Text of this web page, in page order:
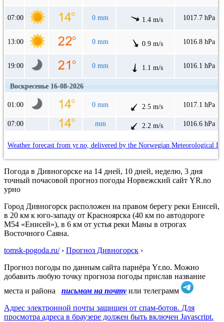
07:00 0 mm 1.4 m/s 1017.7 hPa
13:00 0 mm 0.9 m/s 1016.8 hPa
19:00 0 mm 1.1 m/s 1016.1 hPa
Воскресенье 16-08-2026
01:00 0 mm 2.5 m/s 1017.1 hPa
07:00 mm 2.2 m/s 1016.6 hPa
Weather forecast from yr.no, delivered by the Norwegian Meteorological
Погода в Дивногорске на 14 дней, 10 дней, неделю, 3 дня
точный почасовой прогноз погоды Норвежский сайт YR.no
урно
Город Дивногорск расположен на правом берегу реки Енисей,
в 20 км к юго-западу от Красноярска (40 км по автодороге
М54 «Енисей»), в 6 км от устья реки Маны в отрогах
Восточного Саяна.
tomsk-pogoda.ru/› Прогноз Дивногорск ›
Прогноз погоды по данным сайта парнёра Yr.no. Можно
добавить любую точку прогноза погоды прислав название
места и района
письмом на почту или телеграмм
Адрес электронной почты защищен от спам-ботов. Для
просмотра адреса в браузере должен быть включен Javascript.